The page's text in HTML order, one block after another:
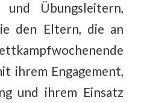
und Übungsleitern,
den Eltern, die an
ihrem Engagement,
und ihrem Einsatz